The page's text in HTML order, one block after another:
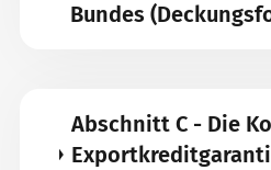
Bundes
Abschnitt C - Die